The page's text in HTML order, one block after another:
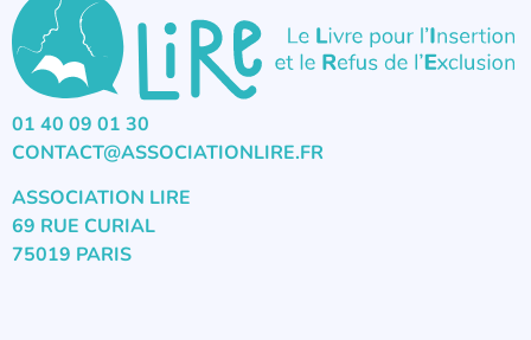
01 40 09 01 30
CONTACT@ASSOCIATIONLIRE.FR
ASSOCIATION LIRE
69 RUE CURIAL
75019 PARIS